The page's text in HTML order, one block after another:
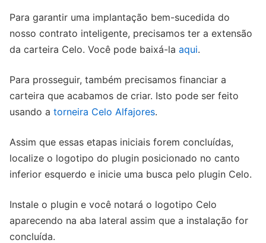
Para garantir uma implantação bem-sucedida do
nosso contrato inteligente, precisamos ter a extensão
da carteira Celo. Você pode baixá-la aqui.
Para prosseguir, também precisamos financiar a
carteira que acabamos de criar. Isto pode ser feito
usando a torneira Celo Alfajores.
Assim que essas etapas iniciais forem concluídas,
localize o logotipo do plugin posicionado no canto
inferior esquerdo e inicie uma busca pelo plugin Celo.
Instale o plugin e você notará o logotipo Celo
aparecendo na aba lateral assim que a instalação for
concluída.